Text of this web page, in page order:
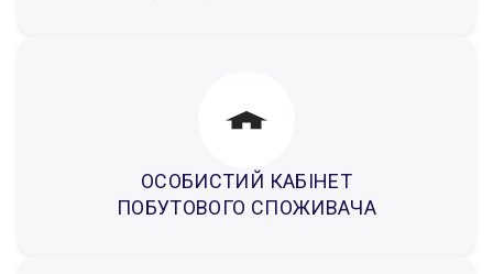
ОСОБИСТИЙ КАБІНЕТ
ПОБУТОВОГО СПОЖИВАЧА